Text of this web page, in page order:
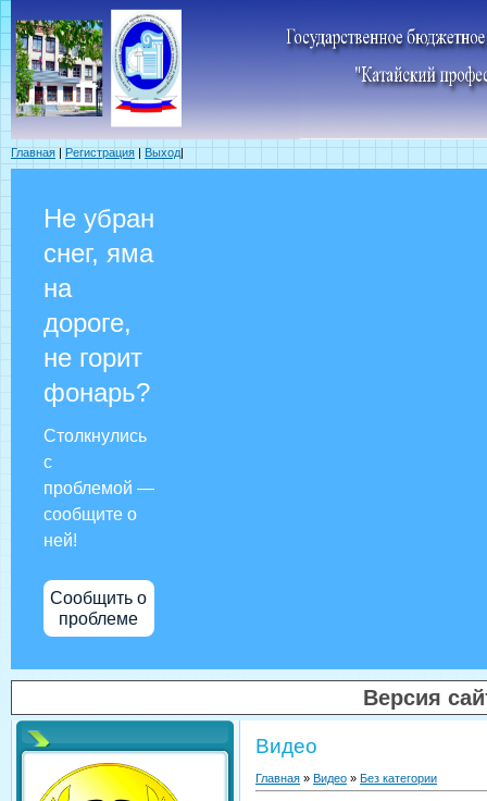
Главная | Регистрация | Выход|
Не убран
снег, яма
на
дороге,
не горит
фонарь?
Столкнулись
с
проблемой —
сообщите о
ней!
Сообщить о
проблеме
Версия
Видео
Главная » Видео » Без категории